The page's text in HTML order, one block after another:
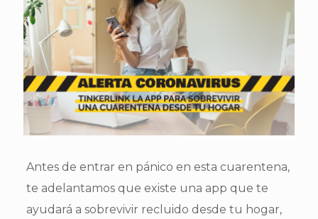
Antes de entrar en pánico en esta cuarentena,
te adelantamos que existe una app que te
ayudará a sobrevivir recluido desde tu hogar,